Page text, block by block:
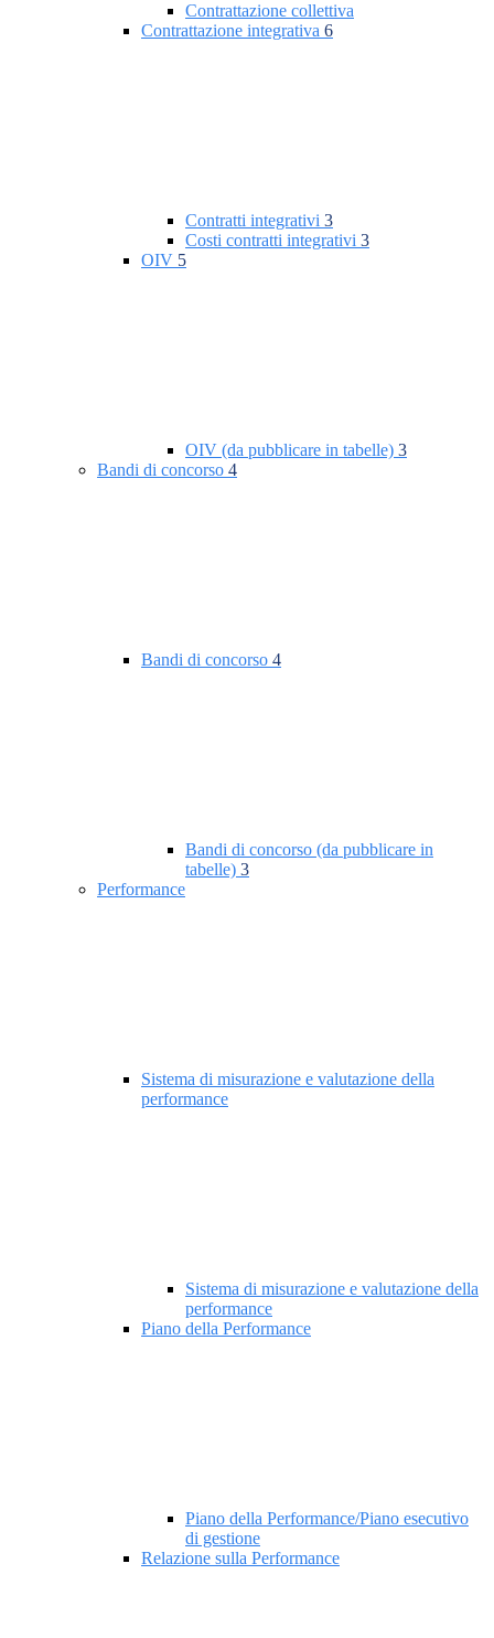
Contrattazione collettiva
Contrattazione integrativa 6
Contratti integrativi 3
Costi contratti integrativi 3
OIV 5
OIV (da pubblicare in tabelle) 3
Bandi di concorso 4
Bandi di concorso 4
Bandi di concorso (da pubblicare in
tabelle) 3
Performance
Sistema di misurazione e valutazione della
performance
Sistema di misurazione e valutazione della
performance
Piano della Performance
Piano della Performance/Piano esecutivo
di gestione
Relazione sulla Performance